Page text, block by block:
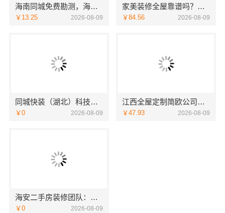
海南同城免费勘测，海南万赢饰家新型建筑材料有限公家装服务
￥13.25 2026-08-09
家美装修全屋靠谱吗？嘉兴家美建材科技一站式服务解析
￥84.56 2026-08-09
同城快装（湖北）科技有限公司湖北日式原木风全包快速装
￥0 2026-08-09
江西全屋定制简欧公司选江西尚宅尚品新型环保材料有限公司
￥47.93 2026-08-09
海安二手房装修团队：南通宏域全宅装饰建材有限公司
￥0 2026-08-09